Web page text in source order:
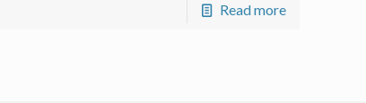
Read more